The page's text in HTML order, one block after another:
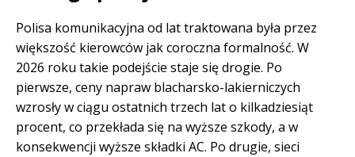
Polisa komunikacyjna od lat traktowana była przez
większość kierowców jak coroczna formalność. W
2026 roku takie podejście staje się drogie. Po
pierwsze, ceny napraw blacharsko-lakierniczych
wzrosły w ciągu ostatnich trzech lat o kilkadziesiąt
procent, co przekłada się na wyższe szkody, a w
konsekwencji wyższe składki AC. Po drugie, sieci